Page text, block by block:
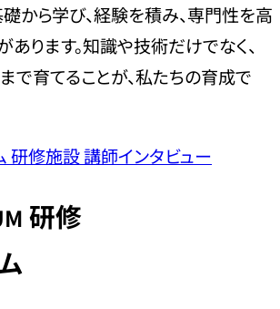
から学び、経験を積み、専門性を高
ります。知識や技術だけでなく、
で育てることが、私たちの育成で
研修施設講師インタビュー
研修